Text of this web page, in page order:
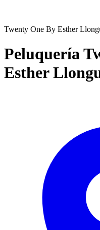
Twenty One By Esther
Peluquería
Esther